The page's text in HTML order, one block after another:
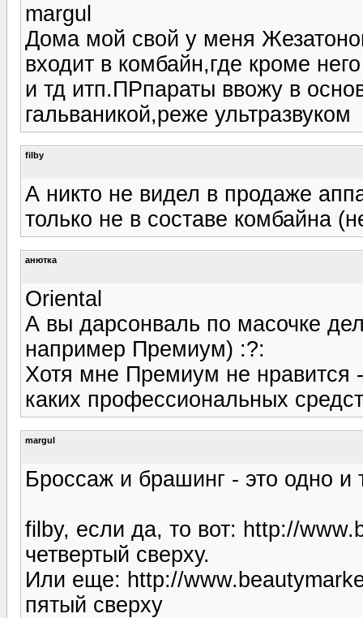
margul
Дома мой свой у меня
входит в комбайн,где кроме
и тд итп.ПРпараты ввожу в
гальваникой,реже ультразвуком
filby
А никто не видел в продаже
только не в составе комбайна
анютка
Oriental
А вы дарсонваль по масочке
например Премиум) :?:
Хотя мне Премиум не нравится
каких профессиональных
margul
Броссаж и брашинг - это одно и
filby, если да, то вот: http://
четвертый сверху.
Или еще: http://
пятый сверху